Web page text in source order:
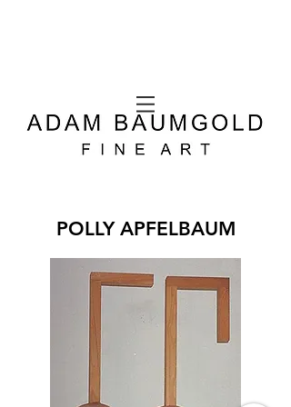
POLLY APFELBAUM